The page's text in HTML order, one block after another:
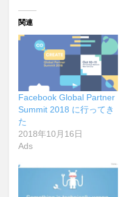
関連
Facebook Global Partner
Summit 2018 に行ってき
た
2018年10月16日
Ads